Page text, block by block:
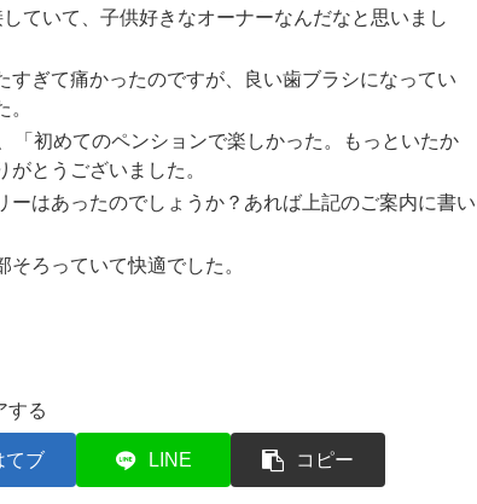
ていて、子供好きなオーナーなんだなと思いまし
ぎて痛かったのですが、良い歯ブラシになってい
「初めてのペンションで楽しかった。もっといたか
とうございました。
はあったのでしょうか？あれば上記のご案内に書い
ろっていて快適でした。
する
てブ LINE コピー